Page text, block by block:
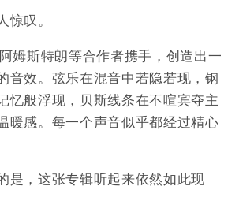
惊叹。
姆斯特朗等合作者携手，创造出一
音效。弦乐在混音中若隐若现，钢
忆般浮现，贝斯线条在不喧宾夺主
暖感。每一个声音似乎都经过精心
是，这张专辑听起来依然如此现